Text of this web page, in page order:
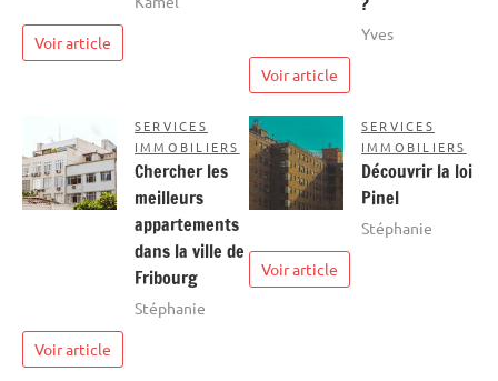
Voir article Yves
Voir article
SERVICES
IMMOBILIERS
Chercher les
meilleurs
appartements
dans la ville de
Fribourg
Stéphanie
Voir article
SERVICES
IMMOBILIERS
Découvrir la loi
Pinel
Stéphanie
Voir article